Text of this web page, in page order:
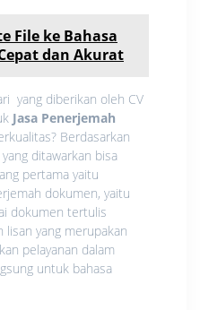
File ke Bahasa
dan Akurat
yang diberikan oleh CV
Jasa Penerjemah
Berdasarkan
ditawarkan bisa
pertama yaitu
dokumen, yaitu
dokumen tertulis
yang merupakan
pelayanan dalam
untuk bahasa